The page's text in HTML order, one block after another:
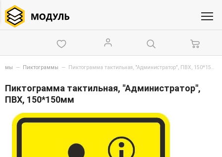
— Пиктограммы — Пиктограмма тактильная, "Администратор", ПВХ, 150*150мм
Пиктограмма тактильная, "Администратор",
ПВХ, 150*150мм